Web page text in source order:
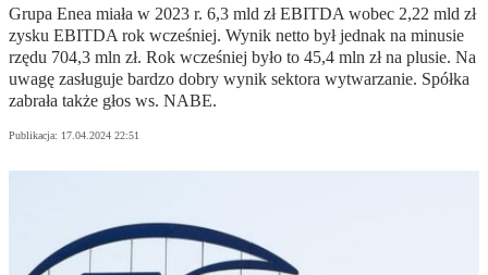
Grupa Enea miała w 2023 r. 6,3 mld zł EBITDA wobec 2,22 mld zł
zysku EBITDA rok wcześniej. Wynik netto był jednak na minusie
rzędu 704,3 mln zł. Rok wcześniej było to 45,4 mln zł na plusie. Na
uwagę zasługuje bardzo dobry wynik sektora wytwarzanie. Spółka
zabrała także głos ws. NABE.
Publikacja: 17.04.2024 22:51